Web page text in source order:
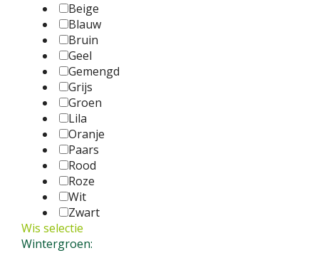
Beige
Blauw
Bruin
Geel
Gemengd
Grijs
Groen
Lila
Oranje
Paars
Rood
Roze
Wit
Zwart
Wis selectie
Wintergroen: